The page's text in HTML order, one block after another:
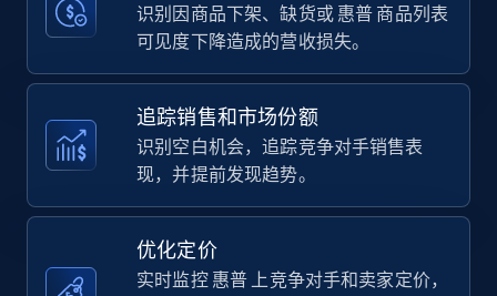
more.
35.3K+ 5.7K+ 立即开始
Amazon Reviews
URL, Product name, Product rating, Product
rating object, Product rating max, Rating,
Author name, Asin, and more.
识别因商品下架、缺货或 惠普 商品列表
可见度下降造成的营收损失。
追踪销售和市场份额
识别空白机会，追踪竞争对手销售表
现，并提前发现趋势。
优化定价
实时监控 惠普 上竞争对手和卖家定价，